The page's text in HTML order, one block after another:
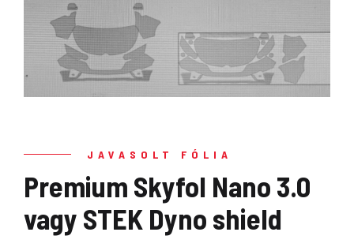
JAVASOLT FÓLIA
Premium Skyfol Nano 3.0
vagy STEK Dyno shield